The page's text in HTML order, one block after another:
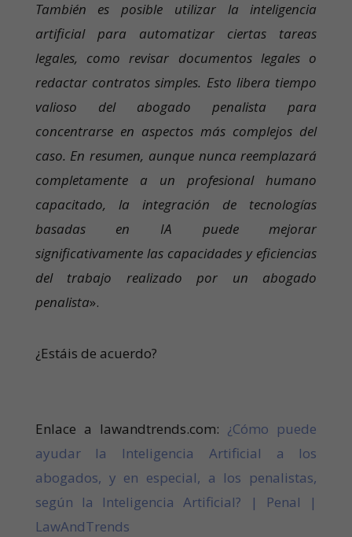
También es posible utilizar la inteligencia
artificial para automatizar ciertas tareas
legales, como revisar documentos legales o
redactar contratos simples. Esto libera tiempo
valioso del abogado penalista para
concentrarse en aspectos más complejos del
caso. En resumen, aunque nunca reemplazará
completamente a un profesional humano
capacitado, la integración de tecnologías
basadas en IA puede mejorar
significativamente las capacidades y eficiencias
del trabajo realizado por un abogado
penalista».
¿Estáis de acuerdo?
Enlace a lawandtrends.com: ¿Cómo puede
ayudar la Inteligencia Artificial a los
abogados, y en especial, a los penalistas,
según la Inteligencia Artificial? | Penal |
LawAndTrends